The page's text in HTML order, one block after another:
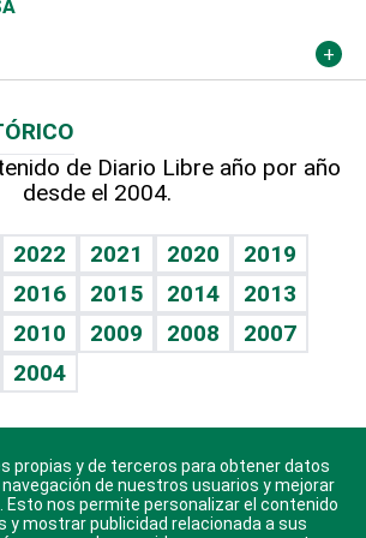
de Diario Libre año por año
desde el 2004.
2022 2021 2020
2019
2016 2015 2014
2013
2010 2009 2008
2007
2004
aplicaciones para Android, iOS y
sistema Huawei.
propias y de terceros para obtener datos
de nuestros usuarios y mejorar
nos permite personalizar el contenido
y mostrar publicidad relacionada a sus